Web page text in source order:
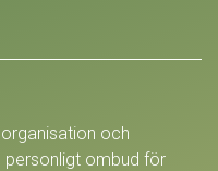
och
ombud för